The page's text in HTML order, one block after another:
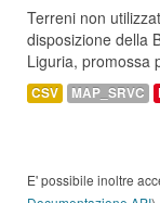
Terreni non
disposizione della
Liguria, promossa
CSV MAP_SRVC
E' possibile inoltre